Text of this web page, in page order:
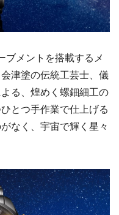
ブメントを搭載するメ
津塗の伝統⼯芸士、儀
る、煌めく螺鈿細⼯の
とつ手作業で仕上げる
なく、宇宙で輝く星々